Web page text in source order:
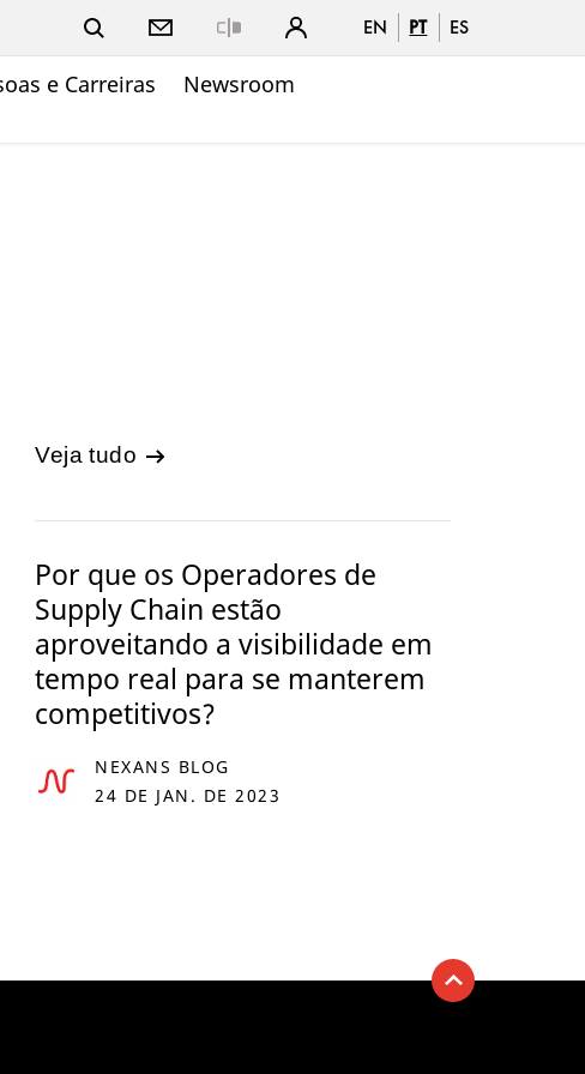
EN PT ES
e Carreiras
Newsroom
Veja tudo
Por que os Operadores de
Supply Chain estão
aproveitando a visibilidade em
tempo real para se manterem
competitivos?
NEXANS BLOG
24 DE JAN. DE 2023